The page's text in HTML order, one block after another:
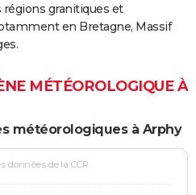
0 0
0 0 Naturelle
0 0
0 0
régions granitiques et
en Bretagne, Massif
MÉTÉOROLOGIQUE À
météorologiques à Arphy
données de la CCR